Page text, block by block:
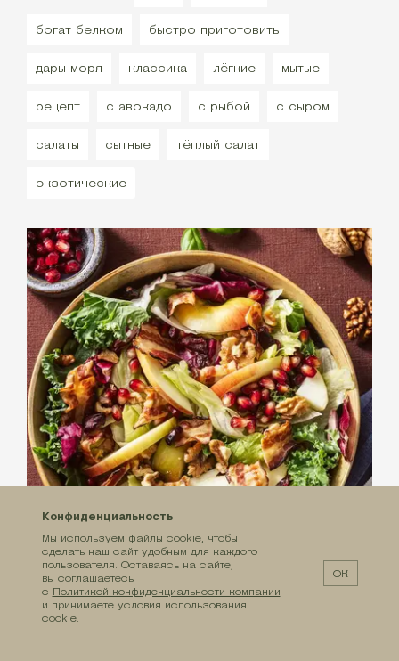
богат белком быстро приготовить
дары моря классика лёгкие мытые
рецепт с авокадо с рыбой с сыром
салаты сытные тёплый салат
экзотические
С МИКСОМ «МОДЕНА»
Салат с яблоком, жареным беконом и
Конфиденциальность
Мы используем файлы cookie, чтобы
сделать наш сайт удобным для каждого
пользователя. Оставаясь на сайте,
вы соглашаетесь
с Политикой конфиденциальности компании
и принимаете условия использования
cookie.
ОК